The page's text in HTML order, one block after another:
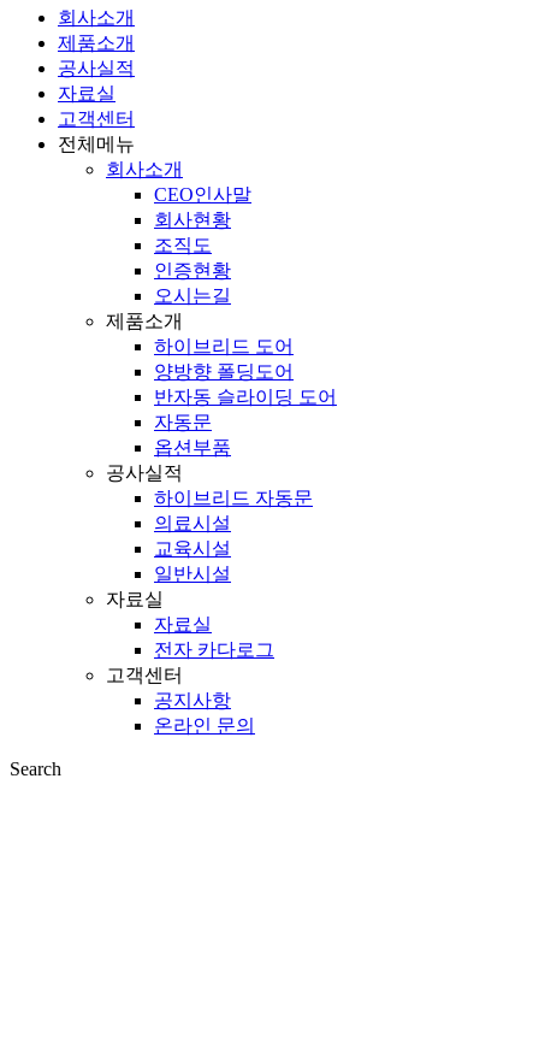
회사소개
제품소개
공사실적
자료실
고객센터
전체메뉴
회사소개
CEO인사말
회사현황
조직도
인증현황
오시는길
제품소개
하이브리드 도어
양방향 폴딩도어
반자동 슬라이딩 도어
자동문
옵션부품
공사실적
하이브리드 자동문
의료시설
교육시설
일반시설
자료실
자료실
전자 카다로그
고객센터
공지사항
온라인 문의
Search